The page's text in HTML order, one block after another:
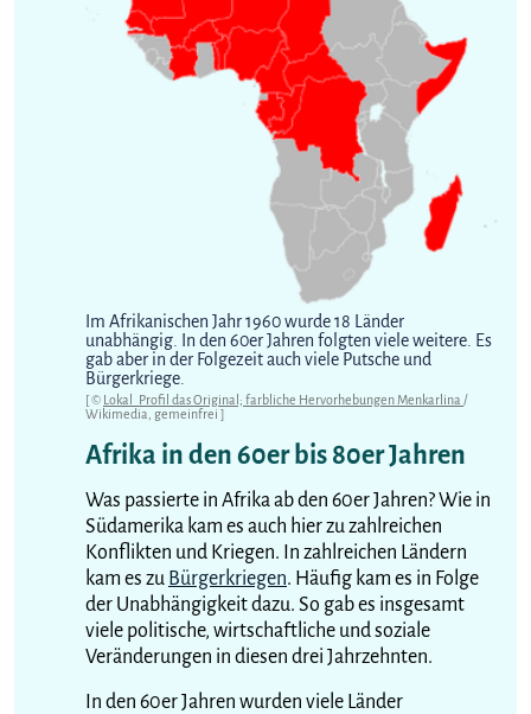
Im Afrikanischen Jahr 1960 wurde 18 Länder
unabhängig. In den 60er Jahren folgten viele weitere. Es
gab aber in der Folgezeit auch viele Putsche und
Bürgerkriege.
[ © Lokal_Profil das Original; farbliche Hervorhebungen Menkarlina /
Wikimedia, gemeinfrei ]
Afrika in den 60er bis 80er Jahren
Was passierte in Afrika ab den 60er Jahren? Wie in
Südamerika kam es auch hier zu zahlreichen
Konflikten und Kriegen. In zahlreichen Ländern
kam es zu Bürgerkriegen. Häufig kam es in Folge
der Unabhängigkeit dazu. So gab es insgesamt
viele politische, wirtschaftliche und soziale
Veränderungen in diesen drei Jahrzehnten.
In den 60er Jahren wurden viele Länder